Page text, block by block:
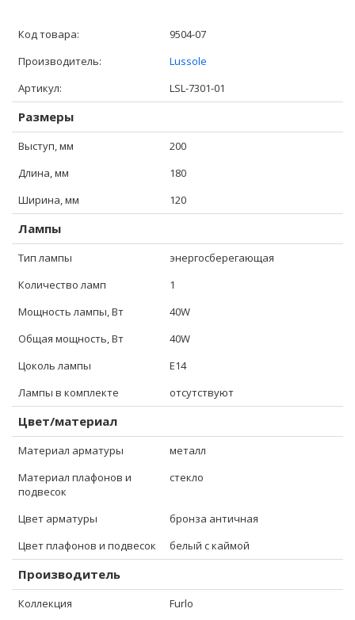
Код товара:
9504-07
Производитель:
Lussole
Артикул:
LSL-7301-01
Размеры
Выступ, мм
200
Длина, мм
180
Ширина, мм
120
Лампы
Тип лампы
энергосберегающая
Количество ламп
1
Мощность лампы, Вт
40W
Общая мощность, Вт
40W
Цоколь лампы
E14
Лампы в комплекте
отсутствуют
Цвет/материал
Материал арматуры
металл
Материал плафонов и
подвесок
стекло
Цвет арматуры
бронза античная
Цвет плафонов и подвесок
белый с каймой
Производитель
Коллекция Furlo